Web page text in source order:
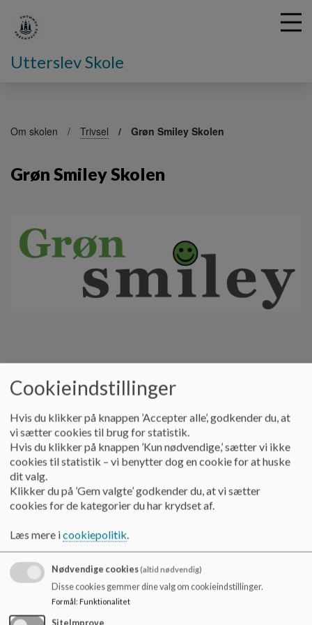
e
Utterslev Skole
Om skolen Trivsel Grøn Smiley Skolen
Grøn Smiley Skolen
Resultat af tilsyn
Som vi oplyste ved besøget den 4. november 2019 hos
Skoleholdervej 20, 2400 København NV, hvor vi talte med
arbejdsmiljørepræsentant Kim Høg Kronborg,
arbejdsmiljørepræsentant
Ragnheidur Asgeirsdottir, er det vores vurdering, at
virksomhedens arbejdsmiljø
er i orden.
Cookieindstillinger
Hvis du klikker på knappen ’Accepter alle’, godkender du, at
vi sætter cookies til brug for statistik.
Hvis du klikker på knappen ’Kun nødvendige,’ sætter vi ikke
cookies til statistik – vi benytter dog en cookie for at huske
dit valg.
Klikker du på ’Gem valgte’ godkender du, at vi sætter
cookies for de kategorier du har krydset af.
Læs mere icookiepolitik.
Nødvendige cookies(altid nødvendig)
Disse cookies gemmer dine valg om cookieindstillinger.
Formål: Funktionalitet